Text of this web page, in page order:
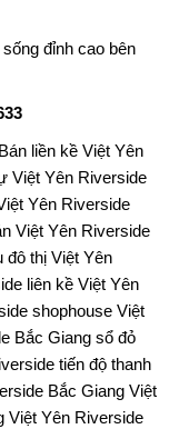
đỉnh cao bên
Bán liền kề Việt Yên
Việt Yên Riverside
Yên Riverside
Việt Yên Riverside
đô thị Việt Yên
liên kề Việt Yên
shophouse Việt
Bắc Giang sổ đỏ
tiến độ thanh
Bắc Giang Việt
Việt Yên Riverside